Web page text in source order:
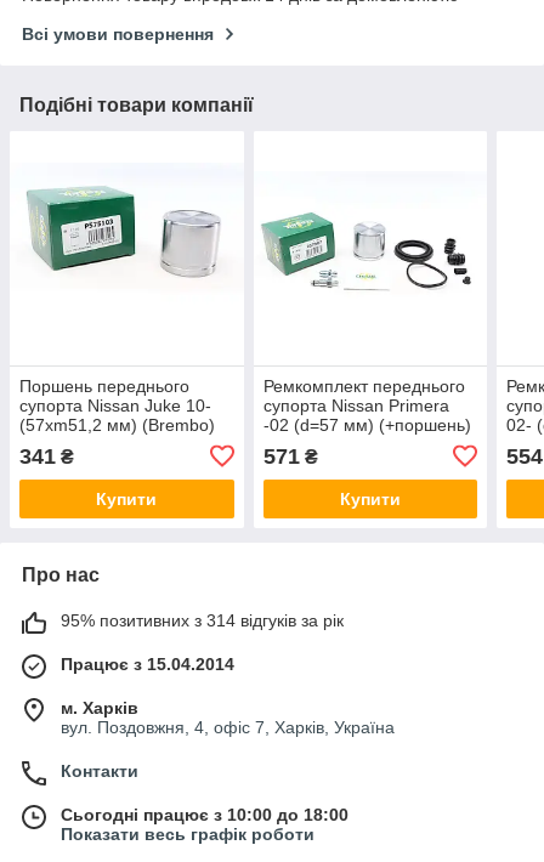
Всі умови повернення
Подібні товари компанії
Поршень переднього
супорта Nissan Juke 10-
(57xm51,2 мм) (Brembo)
341 ₴
Купити
Ремкомплект переднього
супорта Nissan Primera
-02 (d=57 мм) (+поршень)
571₴
Купити
02-
554
Про нас
95% позитивних з 314 відгуків за рік
Працює з 15.04.2014
м. Харків
вул. Поздовжня, 4, офіс 7, Харків, Україна
Контакти
Сьогодні працює з 10:00 до 18:00
Показати весь графік роботи